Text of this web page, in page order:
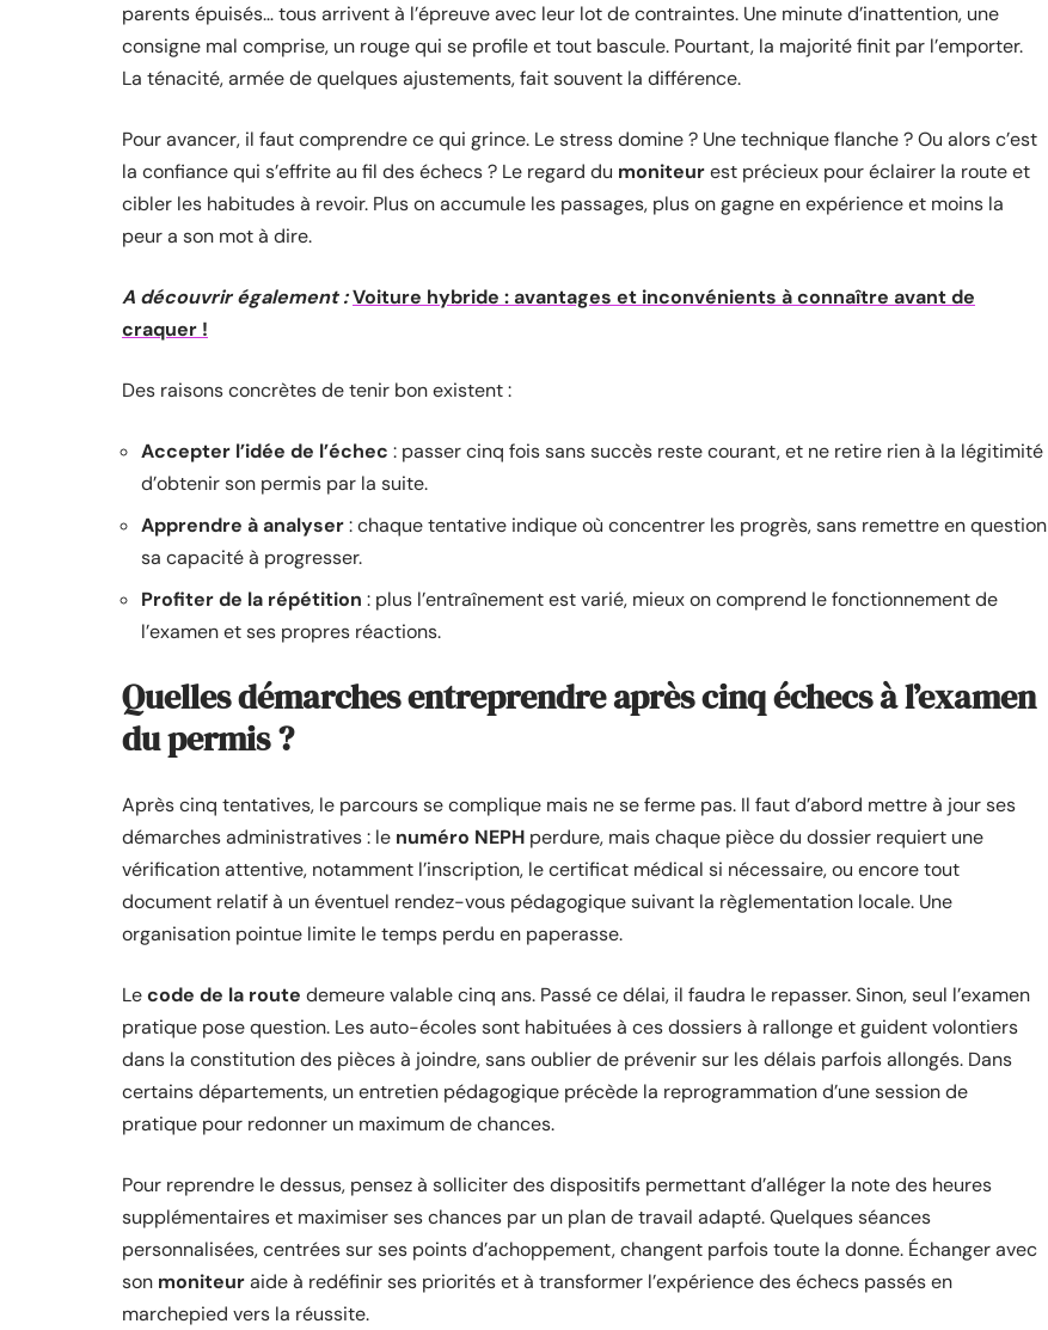
parents épuisés… tous arrivent à l’épreuve avec leur lot de contraintes. Une minute d’inattention, une
consigne mal comprise, un rouge qui se profile et tout bascule. Pourtant, la majorité finit par l’emporter.
La ténacité, armée de quelques ajustements, fait souvent la différence.
Pour avancer, il faut comprendre ce qui grince. Le stress domine ? Une technique flanche ? Ou alors c’est
la confiance qui s’effrite au fil des échecs ? Le regard du moniteurest précieux pour éclairer la route et
cibler les habitudes à revoir. Plus on accumule les passages, plus on gagne en expérience et moins la
peur a son mot à dire.
A découvrir également :Voiture hybride : avantages et inconvénients à connaître avant de
craquer !
Des raisons concrètes de tenir bon existent :
Accepter l’idée de l’échec : passer cinq fois sans succès reste courant, et ne retire rien à la légitimité
d’obtenir son permis par la suite.
Apprendre à analyser: chaque tentative indique où concentrer les progrès, sans remettre en question
sa capacité à progresser.
Profiter de la répétition : plus l’entraînement est varié, mieux on comprend le fonctionnement de
l’examen et ses propres réactions.
Quelles démarches entreprendre après cinq échecs à l’examen
du permis ?
Après cinq tentatives, le parcours se complique mais ne se ferme pas. Il faut d’abord mettre à jour ses
démarches administratives : le numéro NEPH perdure, mais chaque pièce du dossier requiert une
vérification attentive, notamment l’inscription, le certificat médical si nécessaire, ou encore tout
document relatif à un éventuel rendez-vous pédagogique suivant la règlementation locale. Une
organisation pointue limite le temps perdu en paperasse.
Lecode de la route demeure valable cinq ans. Passé ce délai, il faudra le repasser. Sinon, seul l’examen
pratique pose question. Les auto-écoles sont habituées à ces dossiers à rallonge et guident volontiers
dans la constitution des pièces à joindre, sans oublier de prévenir sur les délais parfois allongés. Dans
certains départements, un entretien pédagogique précède la reprogrammation d’une session de
pratique pour redonner un maximum de chances.
Pour reprendre le dessus, pensez à solliciter des dispositifs permettant d’alléger la note des heures
supplémentaires et maximiser ses chances par un plan de travail adapté. Quelques séances
personnalisées, centrées sur ses points d’achoppement, changent parfois toute la donne. Échanger avec
son moniteuraide à redéfinir ses priorités et à transformer l’expérience des échecs passés en
marchepied vers la réussite.